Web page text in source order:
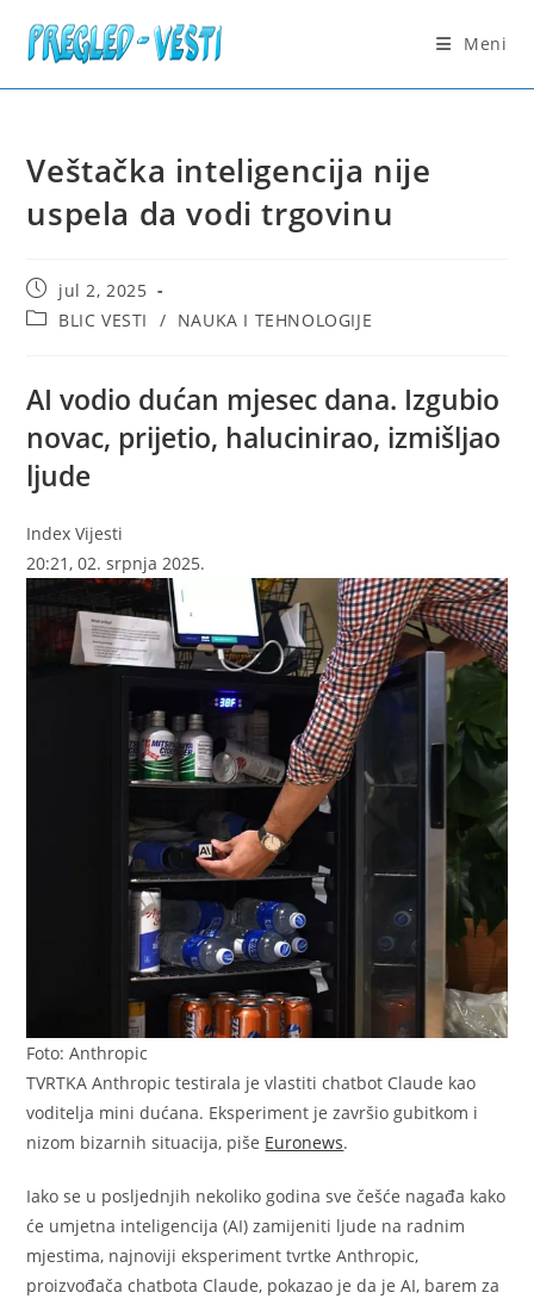
Meni
Veštačka inteligencija nije
uspela da vodi trgovinu
Post
published:
jul 2, 2025
PostBLIC VESTI / NAUKA I TEHNOLOGIJE
AI vodio dućan mjesec dana. Izgubio
novac, prijetio, halucinirao, izmišljao
ljude
Index Vijesti
20:21, 02. srpnja 2025.
Foto: Anthropic
TVRTKA Anthropic testirala je vlastiti chatbot Claude kao
voditelja mini dućana. Eksperiment je završio gubitkom i
nizom bizarnih situacija, piše Euronews.
Iako se u posljednjih nekoliko godina sve češće nagađa kako
će umjetna inteligencija (AI) zamijeniti ljude na radnim
mjestima, najnoviji eksperiment tvrtke Anthropic,
proizvođača chatbota Claude, pokazao je da je AI, barem za